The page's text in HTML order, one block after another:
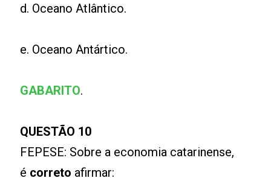
d. Oceano Atlântico.
e. Oceano Antártico.
GABARITO.
QUESTÃO 10
FEPESE: Sobre a economia catarinense,
é correto afirmar: